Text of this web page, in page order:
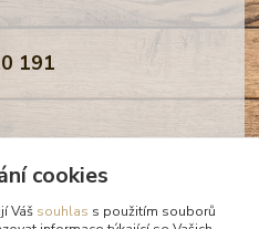
191
cookies
Váš souhlas s použitím souborů